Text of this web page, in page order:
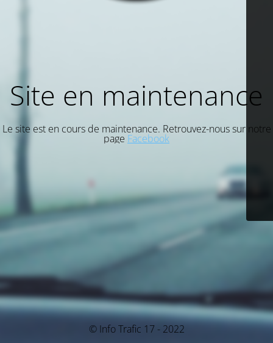
Site en maintenance
Le site est en cours de maintenance. Retrouvez-nous sur notre
page Facebook
© Info Trafic 17 - 2022